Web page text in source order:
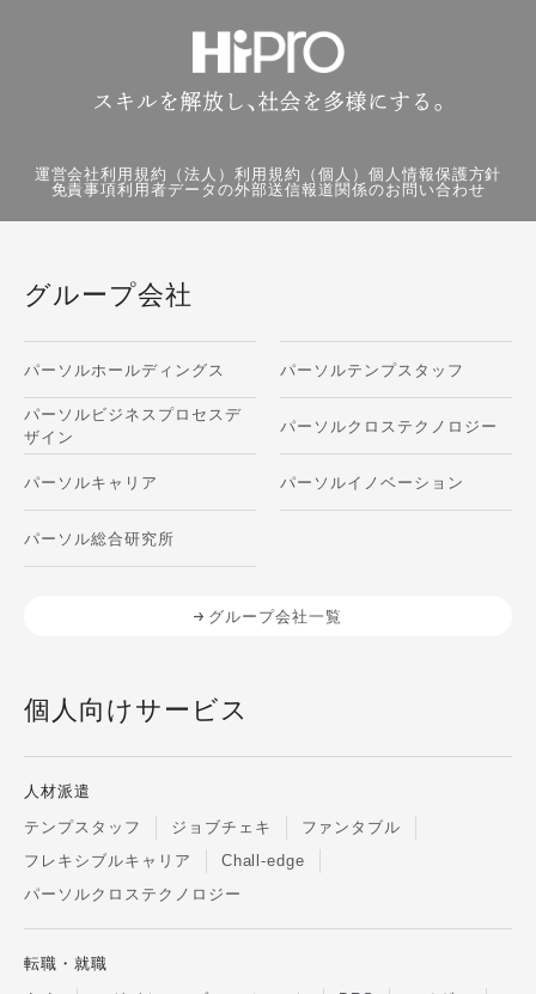
運営会社利用規約（法人）利用規約（個人） 個人情報保護方針
免責事項利用者データの外部送信報道関係のお問い合わせ
グループ会社
パーソルホールディングス パーソルテンプスタッフ
パーソルビジネスプロセスデ
ザイン
パーソルクロステクノロジー
パーソルキャリア パーソルイノベーション
パーソル総合研究所
グループ会社一覧
個人向けサービス
人材派遣
テンプスタッフ
ジョブチェキ
ファンタブル
フレキシブルキャリア
Chall-edge
パーソルクロステクノロジー
転職・就職